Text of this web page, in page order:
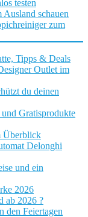
testen
Ausland schauen
zum
Tipps & Deals
Outlet im
du deinen
Gratisprodukte
Überblick
Delonghi
und ein
2026
ab 2026 ?
den Feiertagen